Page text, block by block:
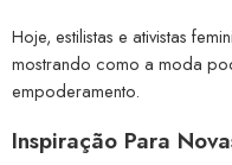
Hoje, estilistas e ativistas
mostrando como a moda
empoderamento.
Inspiração Para